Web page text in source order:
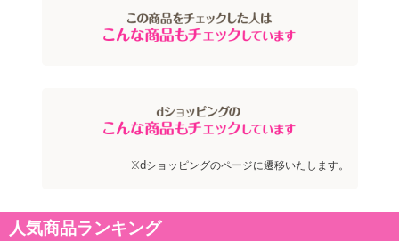
※dショッピングのページに遷移いたします。
人気商品ランキング